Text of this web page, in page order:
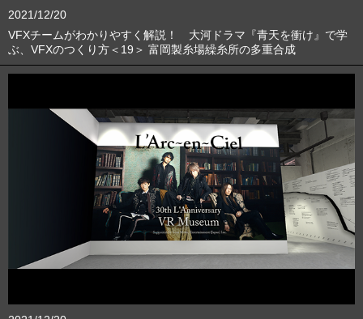
2021/12/20
VFXチームがわかりやすく解説！ 大河ドラマ『青天を衝け』で学
ぶ、VFXのつくり方＜19＞ 富岡製糸場繰糸所の多重合成